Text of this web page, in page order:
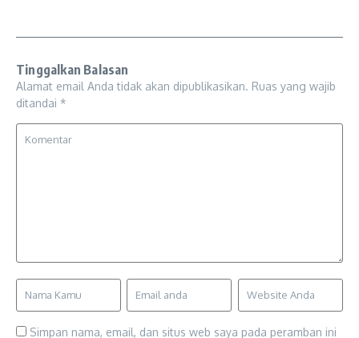
Tinggalkan Balasan
Alamat email Anda tidak akan dipublikasikan. Ruas yang wajib
ditandai *
Simpan nama, email, dan situs web saya pada peramban ini